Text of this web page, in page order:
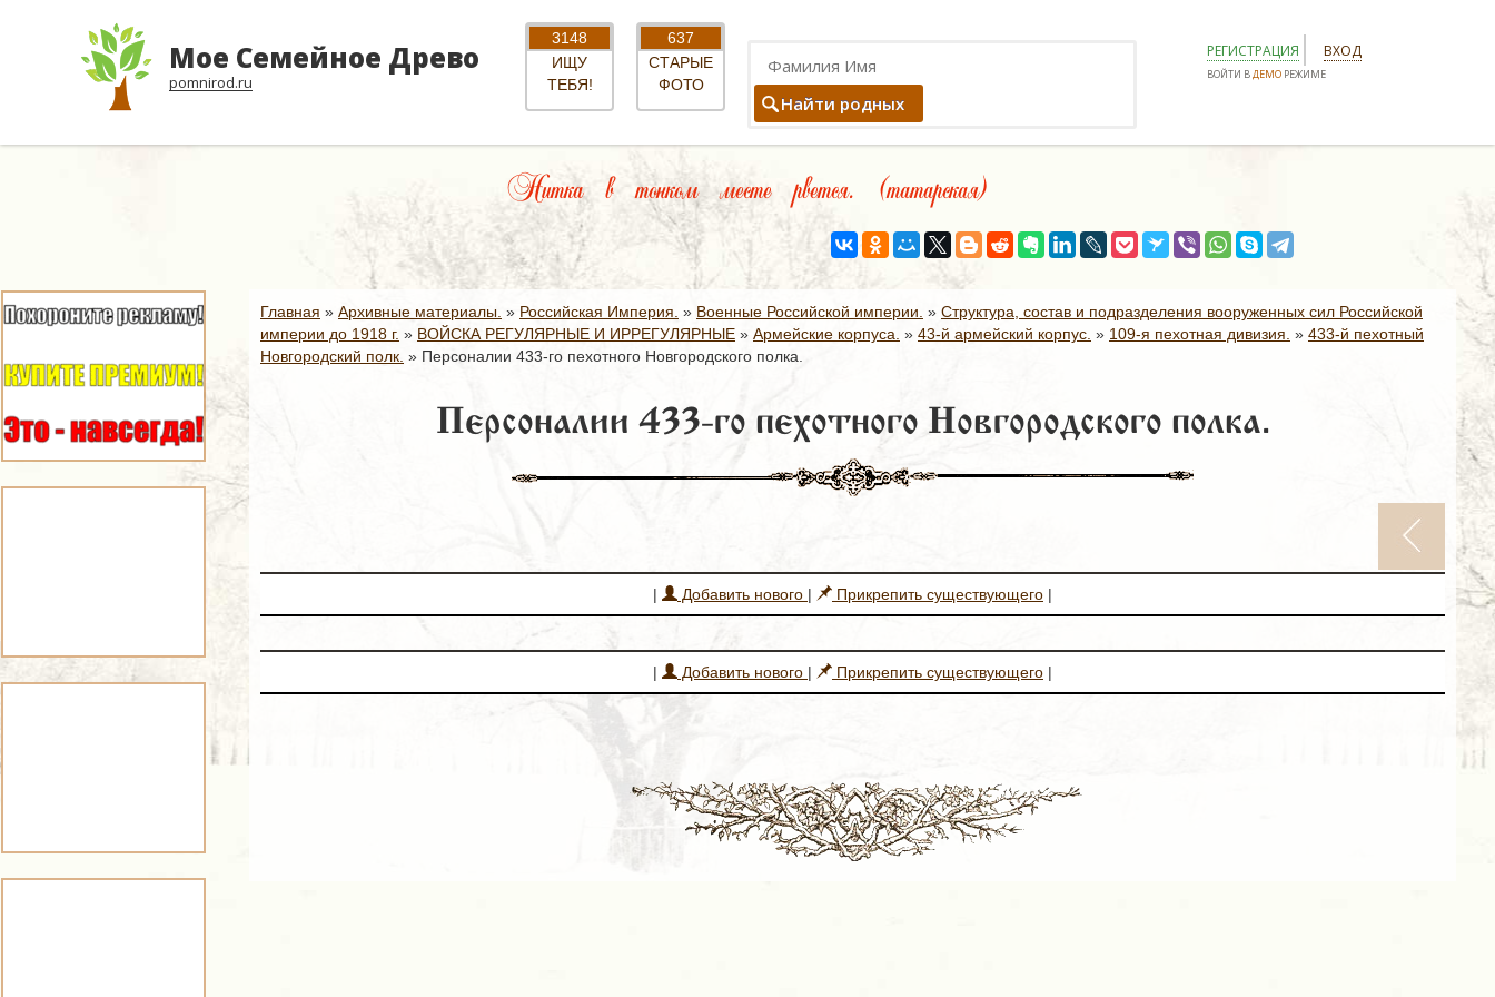
Мое Семейное Древо
pomnirod.ru
3148
ИЩУ
ТЕБЯ!
637
СТАРЫЕ
ФОТО
Найти родных
РЕГИСТРАЦИЯ ВХОД
ВОЙТИ ВДЕМО РЕЖИМЕ
Нитка в тонком месте рвется. (татарская)
Главная » Архивные материалы. » Российская Империя. » Военные Российской империи. » Структура, состав и подразделения вооруженных сил Российской
империи до 1918 г. » ВОЙСКА РЕГУЛЯРНЫЕ И ИРРЕГУЛЯРНЫЕ » Армейские корпуса. » 43-й армейский корпус. » 109-я пехотная дивизия. » 433-й пехотный
Новгородский полк. » Персоналии 433-го пехотного Новгородского полка.
Персоналии 433-го пехотного Новгородского полка.
| Добавить нового | Прикрепить существующего |
| Добавить нового | Прикрепить существующего |